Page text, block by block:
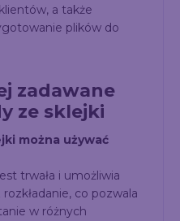
a także
plików do
zadawane
ze sklejki
można używać
trwała i umożliwia
co pozwala
w różnych